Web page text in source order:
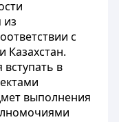
из
с
Казахстан.
в
выполнения